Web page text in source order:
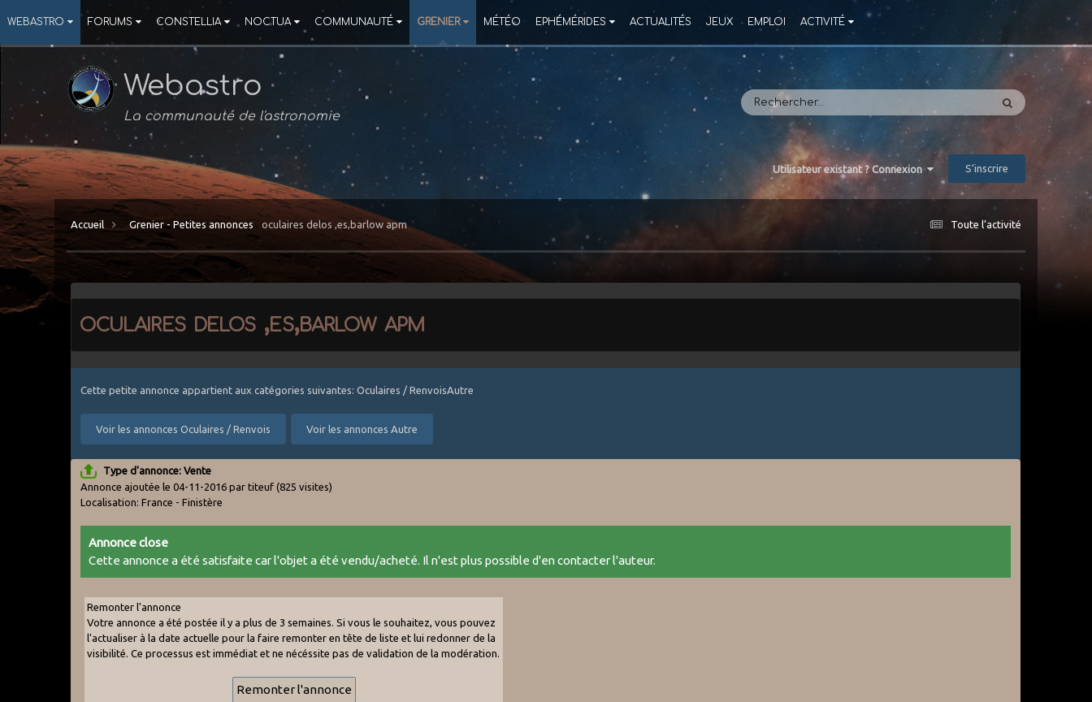
WEBASTRO FORUMS CONSTELLIA NOCTUA COMMUNAUTÉ GRENIER MÉTÉO EPHÉMÉRIDES ACTUALITÉS JEUX EMPLOI ACTIVITÉ
Webastro
La communauté de l'astronomie
Utilisateur existant ? Connexion S’inscrire
Toute l’activité
Accueil Grenier - Petites annonces oculaires delos ,es,barlow apm
oculaires delos ,es,barlow apm
Cette petite annonce appartient aux catégories suivantes: Oculaires / RenvoisAutre
Voir les annonces Oculaires / Renvois Voir les annonces Autre
Type d'annonce: Vente
Annonce ajoutée le 04-11-2016 par titeuf(825 visites)
Localisation: France - Finistère
Annonce close
Cette annonce a été satisfaite car l'objet a été vendu/acheté. Il n'est plus possible d'en contacter l'auteur.
Remonter l'annonce
Votre annonce a été postée il y a plus de 3 semaines. Si vous le souhaitez, vous pouvez
l'actualiser à la date actuelle pour la faire remonter en tête de liste et lui redonner de la
visibilité. Ce processus est immédiat et ne nécéssite pas de validation de la modération.